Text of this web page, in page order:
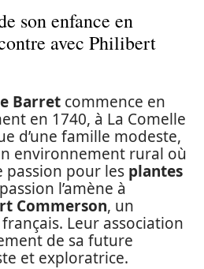
son enfance en
avec Philibert
Barret commence en
en 1740, à La Comelle
d’une famille modeste,
environnement rural où
passion pour les plantes
l’amène à
Commerson, un
Leur association
de sa future
et exploratrice.